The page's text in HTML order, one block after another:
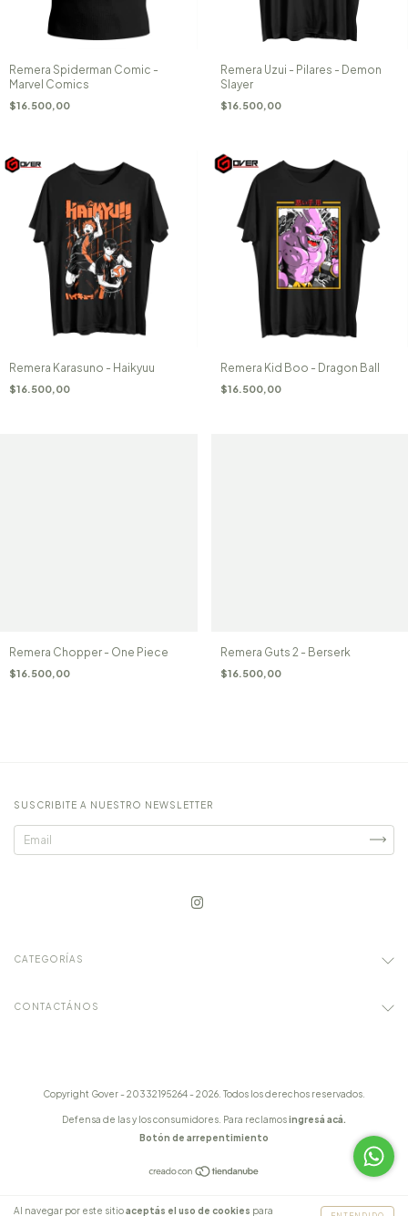
Al navegar por este sitioaceptás el uso de cookies para
Remera Spiderman Comic -
Marvel Comics
$16.500,00
Remera Uzui - Pilares - Demon
Slayer
$16.500,00
Remera Karasuno - Haikyuu
$16.500,00
Remera Kid Boo - Dragon Ball
$16.500,00
Remera Chopper - One Piece
$16.500,00
Remera Guts 2 - Berserk
$16.500,00
SUSCRIBITE A NUESTRO NEWSLETTER
CATEGORÍAS
CONTACTÁNOS
Copyright Gover - 20332195264 - 2026. Todos los derechos reservados.
Defensa de las y los consumidores. Para reclamosingresá acá.
Botón de arrepentimiento